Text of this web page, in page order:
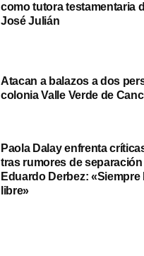
como tutora testamentaria
José Julián
Atacan a balazos a dos
colonia Valle Verde de
Paola Dalay enfrenta
tras rumores de
Eduardo Derbez: «Siempre
libre»